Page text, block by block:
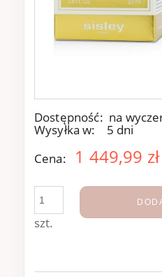
Dostępność: na
Wysyłka w:
5 dni
Cena:
1 449,99 zł
szt.